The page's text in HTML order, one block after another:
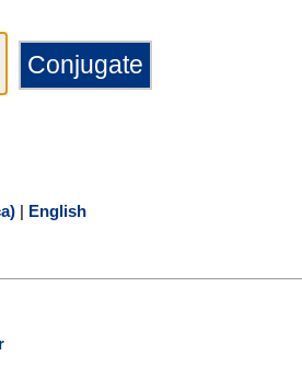
| English